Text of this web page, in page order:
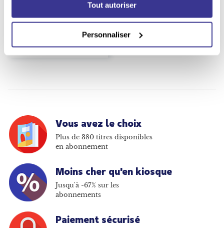
Tout autoriser
Personnaliser
EUR 132.00 Prix kiosque
Vous avez le choix
Plus de 380 titres disponibles
en abonnement
Moins cher qu'en kiosque
Jusqu'à -67% sur les
abonnements
Paiement sécurisé